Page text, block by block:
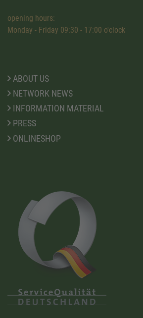
opening hours:
Monday - Friday 09:30 - 17:00 o'clock
ABOUT US
NETWORK NEWS
INFORMATION MATERIAL
PRESS
ONLINESHOP